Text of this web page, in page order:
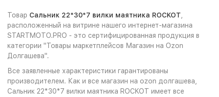
Товар Сальник 22*30*7 вилки маятника ROCKOT
расположенный на витрине нашего интернет-магазина
STARTMOTO.PRO - это сертифицированная продукция в
категории "Товары маркетплейсов Магазин на Ozon
Долгашева".
Все заявленные характеристики гарантированы
производителем. Как и все магазин на ozon долгашева,
Сальник 22*30*7 вилки маятника ROCKOT имеет все